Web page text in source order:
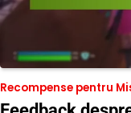
Recompense pentru